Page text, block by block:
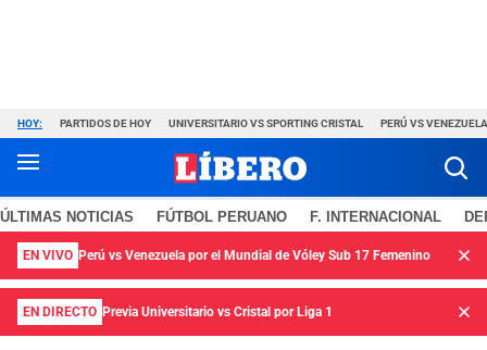
HOY: PARTIDOS DE HOY UNIVERSITARIO VS SPORTING CRISTAL PERÚ VS VENEZUELA
ÚLTIMAS NOTICIAS FÚTBOL PERUANO F. INTERNACIONAL
EN VIVO Perú vs Venezuela por el Mundial de Vóley Sub 17 Femenino
EN DIRECTO Previa Universitario vs Cristal por Liga 1